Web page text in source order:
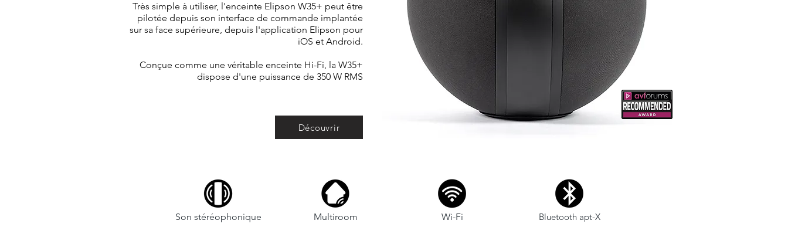
Très simple à utiliser, l'enceinte Elipson W35+ peut être
pilotée depuis son interface de commande implantée
sur sa face supérieure, depuis l'application Elipson pour
iOS et Android.
Conçue comme une véritable enceinte Hi-Fi, la W35+
dispose d'une puissance de 350 W RMS
Découvrir
Son stéréophonique Multiroom Wi-Fi Bluetooth apt-X